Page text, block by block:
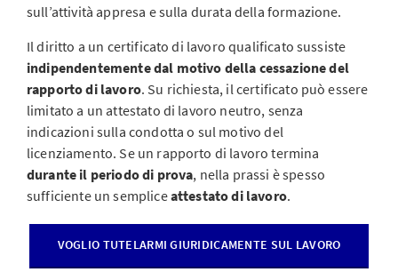
sull’attività appresa e sulla durata della formazione.
Il diritto a un certificato di lavoro qualificato sussiste
indipendentemente dal motivo della cessazione del
rapporto di lavoro. Su richiesta, il certificato può essere
limitato a un attestato di lavoro neutro, senza
indicazioni sulla condotta o sul motivo del
licenziamento. Se un rapporto di lavoro termina
durante il periodo di prova, nella prassi è spesso
sufficiente un sempliceattestato di lavoro.
VOGLIO TUTELARMI GIURIDICAMENTE SUL LAVORO